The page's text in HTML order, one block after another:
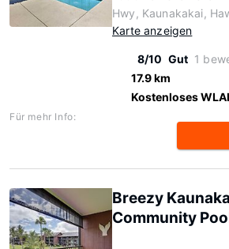
Hwy, Kaunakakai,
Karte anzeigen
8/10 Gut 1
17.9 km
Kostenloses
Für mehr Info:
Breezy
Community